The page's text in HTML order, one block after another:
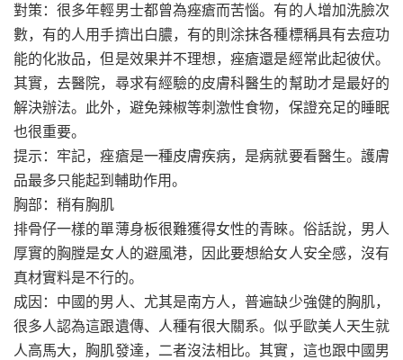
對策：很多年輕男士都曾為痤瘡而苦惱。有的人增加洗臉次
數，有的人用手擠出白膿，有的則涂抹各種標稱具有去痘功
能的化妝品，但是效果并不理想，痤瘡還是經常此起彼伏。
其實，去醫院，尋求有經驗的皮膚科醫生的幫助才是最好的
解決辦法。此外，避免辣椒等刺激性食物，保證充足的睡眠
也很重要。
提示：牢記，痤瘡是一種皮膚疾病，是病就要看醫生。護膚
品最多只能起到輔助作用。
胸部：稍有胸肌
排骨仔一樣的單薄身板很難獲得女性的青睞。俗話說，男人
厚實的胸膛是女人的避風港，因此要想給女人安全感，沒有
真材實料是不行的。
成因：中國的男人、尤其是南方人，普遍缺少強健的胸肌，
很多人認為這跟遺傳、人種有很大關系。似乎歐美人天生就
人高馬大，胸肌發達，二者沒法相比。其實，這也跟中國男